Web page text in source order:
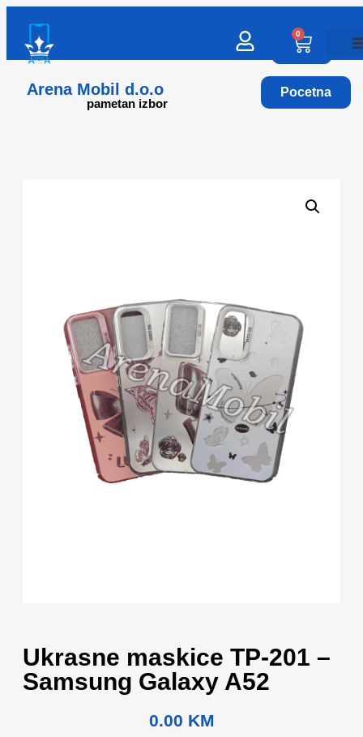
Arena Mobil d.o.o
pametan izbor
0
Pocetna
Ukrasne maskice TP-201 –
Samsung Galaxy A52
0.00 KM